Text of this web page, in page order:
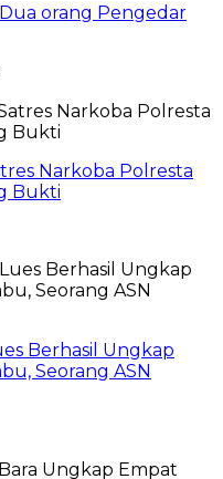
orang Pengedar
Narkoba Polresta
Bukti
Berhasil Ungkap
Seorang ASN